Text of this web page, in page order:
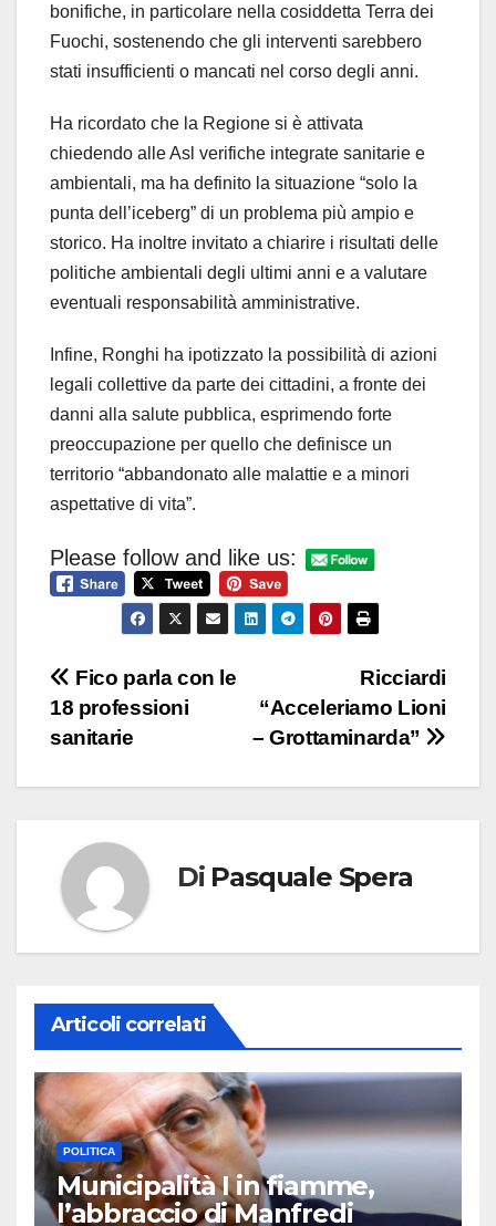
bonifiche, in particolare nella cosiddetta Terra dei
Fuochi, sostenendo che gli interventi sarebbero
stati insufficienti o mancati nel corso degli anni.
Ha ricordato che la Regione si è attivata
chiedendo alle Asl verifiche integrate sanitarie e
ambientali, ma ha definito la situazione “solo la
punta dell’iceberg” di un problema più ampio e
storico. Ha inoltre invitato a chiarire i risultati delle
politiche ambientali degli ultimi anni e a valutare
eventuali responsabilità amministrative.
Infine, Ronghi ha ipotizzato la possibilità di azioni
legali collettive da parte dei cittadini, a fronte dei
danni alla salute pubblica, esprimendo forte
preoccupazione per quello che definisce un
territorio “abbandonato alle malattie e a minori
aspettative di vita”.
Please follow and like us:
Navigazione
articoli
Ricciardi
“Acceleriamo Lioni
– Grottaminarda”
Fico parla con le
18 professioni
sanitarie
Di Pasquale Spera
Articoli correlati
POLITICA
Municipalità I in fiamme,
l’abbraccio di Manfredi